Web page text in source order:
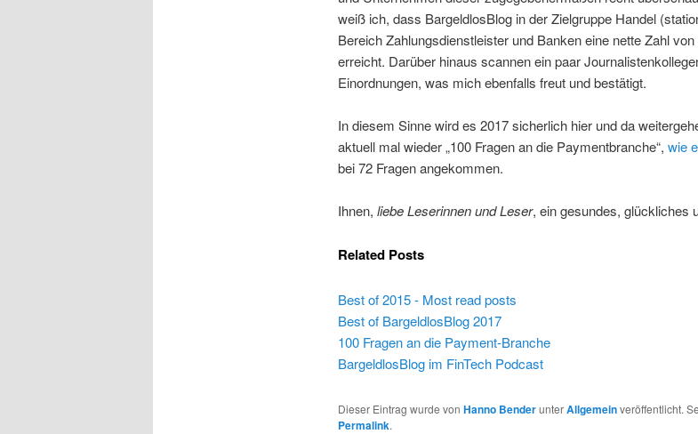
weiß ich, dass BargeldlosBlog in der Zielgruppe Handel
Bereich Zahlungsdienstleister und Banken eine nette Zahl
erreicht. Darüber hinaus scannen ein paar
Einordnungen, was mich ebenfalls freut und bestätigt.
In diesem Sinne wird es 2017 sicherlich hier und da
aktuell mal wieder „100 Fragen an die Paymentbranche“, wie
bei 72 Fragen angekommen.
Ihnen, liebe Leserinnen und Leser, ein gesundes, glückliches
Related Posts
Best of 2015 - Most read posts
Best of BargeldlosBlog 2017
100 Fragen an die Payment-Branche
BargeldlosBlog im FinTech Podcast
Dieser Eintrag wurde von Hanno BenderunterAllgemeinveröffentlicht.
Permalink.